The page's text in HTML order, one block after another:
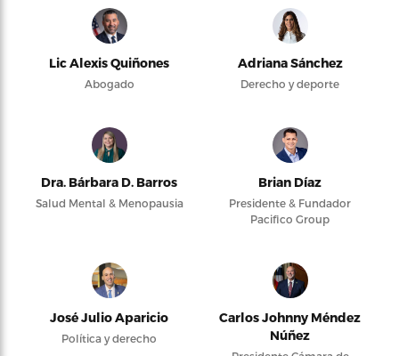
Lic Alexis Quiñones
Abogado
Adriana Sánchez
Derecho y deporte
Dra. Bárbara D. Barros
Salud Mental & Menopausia
Brian Díaz
Presidente & Fundador
Pacifico Group
José Julio Aparicio
Política y derecho
Carlos Johnny Méndez
Núñez